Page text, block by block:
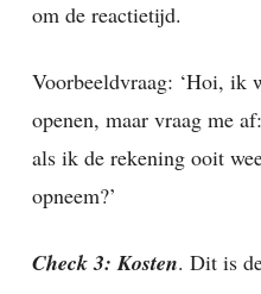
om de reactietijd.
Voorbeeldvraag: ‘Hoi, ik
openen, maar vraag me
als ik de rekening ooit
opneem?’
Check 3: Kosten. Dit is